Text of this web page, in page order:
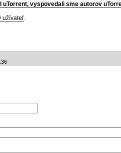
uTorrent, vyspovedali sme autorov
užívateľ.